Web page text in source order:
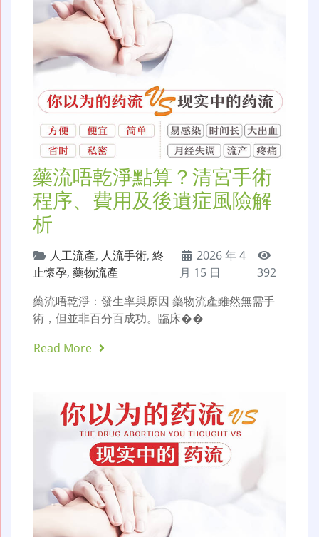
藥流唔乾淨點算？清宮手術
程序、費用及後遺症風險解
析
人工流產, 人流手術, 終
止懷孕, 藥物流產
2026 年 4
月 15 日
392
藥流唔乾淨：發生率與原因 藥物流產雖然無需手
術，但並非百分百成功。臨床��
Read More